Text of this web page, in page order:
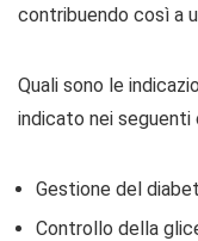
contribuendo così a
Quali sono le
indicato nei seguenti
Gestione del
Controllo della